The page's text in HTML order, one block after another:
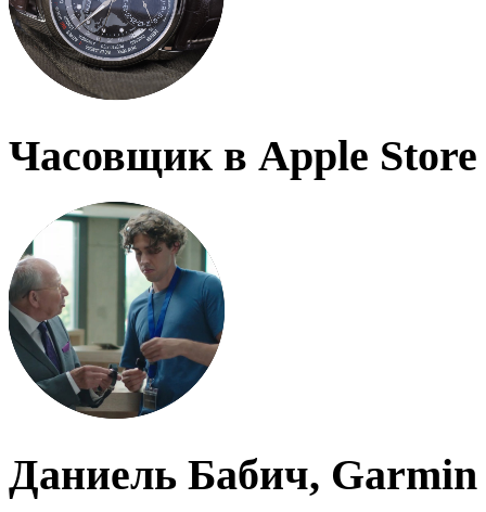
Часовщик в Apple Store
Даниель Бабич, Garmin